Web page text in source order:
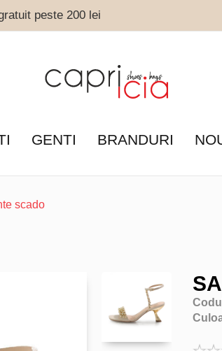
peste 200 lei
GENTI BRANDURI
scado